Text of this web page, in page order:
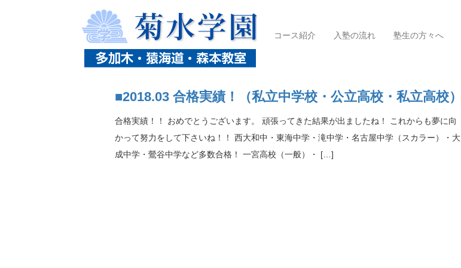
コース紹介 入塾の流れ 塾生の方々へ
ホーム ニュース
2018年3月の記事一覧
■2018.03 合格実績！（私立中学校・公立高校・私立高校）
合格実績！！ おめでとうございます。 頑張ってきた結果が出ましたね！ これからも夢に向
かって努力をして下さいね！！ 西大和中・東海中学・滝中学・名古屋中学（スカラー）・大
成中学・鶯谷中学など多数合格！ 一宮高校（一般）・ […]